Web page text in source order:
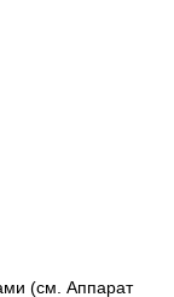
(см. Аппарат